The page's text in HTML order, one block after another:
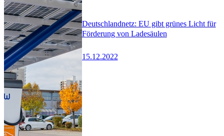
Deutschlandnetz: EU gibt grünes Licht für
Förderung von Ladesäulen
15.12.2022